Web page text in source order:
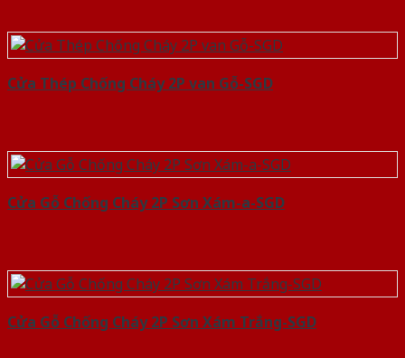
Cửa Thép Chống Cháy 2P van Gỗ-SGD
Cửa Gỗ Chống Cháy 2P Sơn Xám-a-SGD
Cửa Gỗ Chống Cháy 2P Sơn Xám Trắng-SGD